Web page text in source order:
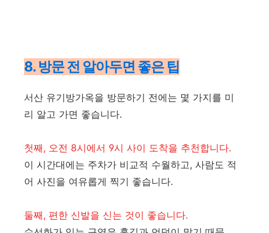
8. 방문 전 알아두면 좋은 팁
서산 유기방가옥을 방문하기 전에는 몇 가지를 미
리 알고 가면 좋습니다.
첫째, 오전 8시에서 9시 사이 도착을 추천합니다.
이 시간대에는 주차가 비교적 수월하고, 사람도 적
어 사진을 여유롭게 찍기 좋습니다.
둘째, 편한 신발을 신는 것이 좋습니다.